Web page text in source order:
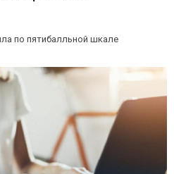
по пятибалльной шкале